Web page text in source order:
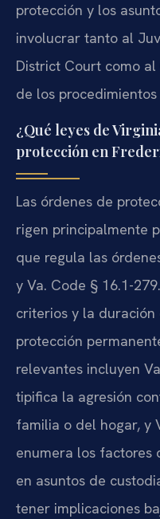
protección y los
involucrar tanto al
District Court como
de los
¿Qué leyes de
protección en
Las órdenes de
rigen principalmente
que regula las
y Va. Code § 16.1-
criterios y la
protección
relevantes incluyen
tipifica la agresión
familia o del hogar, y
enumera los factores
en asuntos de
tener implicaciones